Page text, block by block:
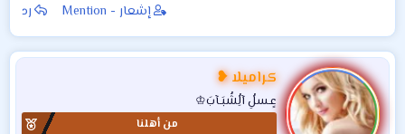
إشعار - Mention رد
كراميلا ❥
عٍـسلُِ آلُِشُبَـآبَ♔
من أهلنا